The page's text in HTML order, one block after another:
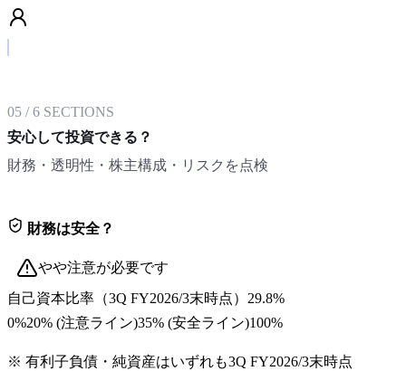
05 /6 SECTIONS
安心して投資できる？
財務・透明性・株主構成・リスクを点検
財務は安全？
やや注意が必要です
自己資本比率 （3Q FY2026/3末時点） 29.8%
0%20% (注意ライン)35% (安全ライン)100%
※ 有利子負債・純資産はいずれも3Q FY2026/3末時点